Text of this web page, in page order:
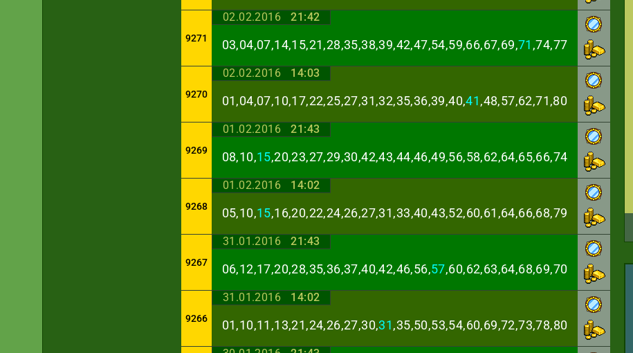
9271
02.02.2016 21:42
03,04,07,14,15,21,28,35,38,39,42,47,54,59,66,67,69,71 ,74,77
9270
02.02.2016 14:03
01,04,07,10,17,22,25,27,31,32,35,36,39,40,41,48,57,62,71,80
9269
01.02.2016 21:43
08,10,15,20,23,27,29,30,42,43,44,46,49,56,58,62,64,65,66,74
9268
01.02.2016 14:02
05,10,15,16,20,22,24,26,27,31,33,40,43,52,60,61,64,66,68,79
9267
31.01.2016 21:43
06,12,17,20,28,35,36,37,40,42,46,56,57,60,62,63,64,68,69,70
9266
31.01.2016 14:02
01,10,11,13,21,24,26,27,30,31,35,50,53,54,60,69,72,73,78,80